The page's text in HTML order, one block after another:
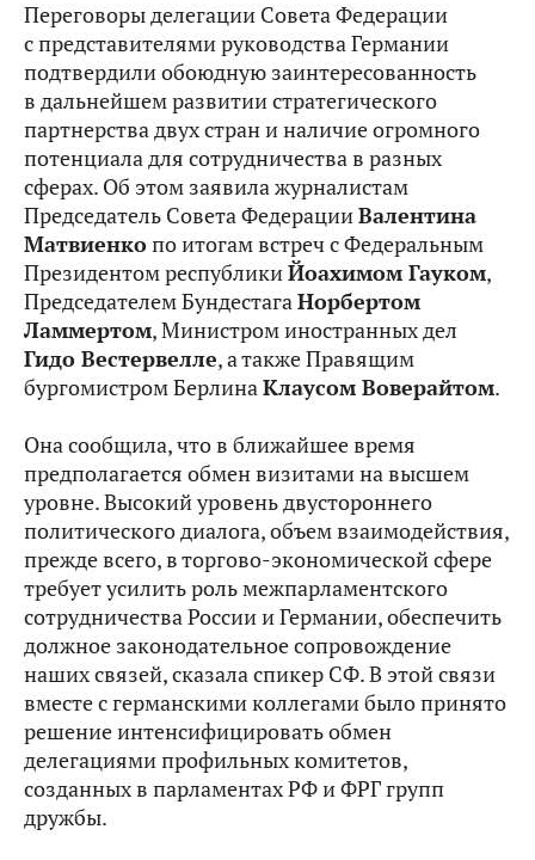
Переговоры делегации Совета Федерации
с представителями руководства Германии
подтвердили обоюдную заинтересованность
в дальнейшем развитии стратегического
партнерства двух стран и наличие огромного
потенциала для сотрудничества в разных
сферах. Об этом заявила журналистам
Председатель Совета ФедерацииВалентина
Матвиенкопо итогам встреч с Федеральным
Президентом республикиЙоахимом Гауком,
Председателем БундестагаНорбертом
Ламмертом, Министром иностранных дел
Гидо Вестервелле, а также Правящим
бургомистром БерлинаКлаусом Воверайтом.
Она сообщила, что в ближайшее время
предполагается обмен визитами на высшем
уровне. Высокий уровень двустороннего
политического диалога, объем взаимодействия,
прежде всего, в торгово-экономической сфере
требует усилить роль межпарламентского
сотрудничества России и Германии, обеспечить
должное законодательное сопровождение
наших связей, сказала спикер СФ. В этой связи
вместе с германскими коллегами было принято
решение интенсифицировать обмен
делегациями профильных комитетов,
созданных в парламентах РФ и ФРГ групп
дружбы.